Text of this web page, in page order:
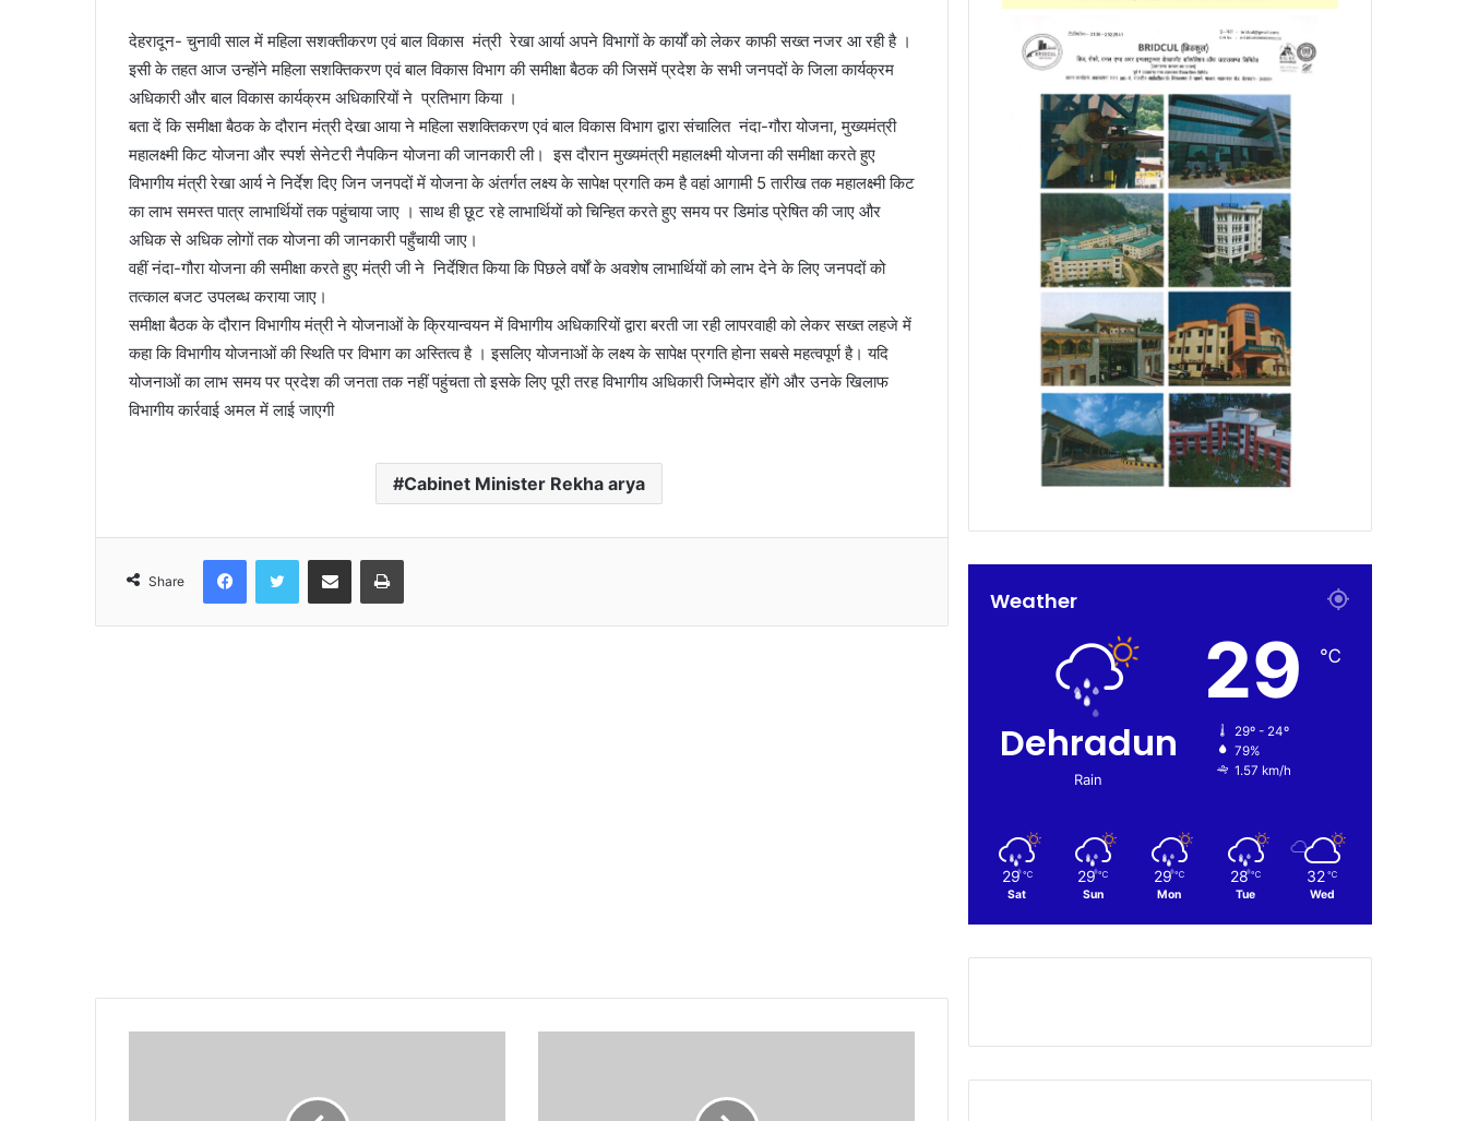
देहरादून- चुनावी साल में महिला सशक्तीकरण एवं बाल विकास मंत्री रेखा आर्या अपने विभागों के कार्यों को लेकर काफी सख्त नजर आ रही है ।
इसी के तहत आज उन्होंने महिला सशक्तिकरण एवं बाल विकास विभाग की समीक्षा बैठक की जिसमें प्रदेश के सभी जनपदों के जिला कार्यक्रम
अधिकारी और बाल विकास कार्यक्रम अधिकारियों ने प्रतिभाग किया ।
बता दें कि समीक्षा बैठक के दौरान मंत्री देखा आया ने महिला सशक्तिकरण एवं बाल विकास विभाग द्वारा संचालित नंदा-गौरा योजना, मुख्यमंत्री
महालक्ष्मी किट योजना और स्पर्श सेनेटरी नैपकिन योजना की जानकारी ली। इस दौरान मुख्यमंत्री महालक्ष्मी योजना की समीक्षा करते हुए
विभागीय मंत्री रेखा आर्य ने निर्देश दिए जिन जनपदों में योजना के अंतर्गत लक्ष्य के सापेक्ष प्रगति कम है वहां आगामी 5 तारीख तक महालक्ष्मी किट
का लाभ समस्त पात्र लाभार्थियों तक पहुंचाया जाए । साथ ही छूट रहे लाभार्थियों को चिन्हित करते हुए समय पर डिमांड प्रेषित की जाए और
अधिक से अधिक लोगों तक योजना की जानकारी पहुँचायी जाए।
वहीं नंदा-गौरा योजना की समीक्षा करते हुए मंत्री जी ने निर्देशित किया कि पिछले वर्षों के अवशेष लाभार्थियों को लाभ देने के लिए जनपदों को
तत्काल बजट उपलब्ध कराया जाए।
समीक्षा बैठक के दौरान विभागीय मंत्री ने योजनाओं के क्रियान्वयन में विभागीय अधिकारियों द्वारा बरती जा रही लापरवाही को लेकर सख्त लहजे में
कहा कि विभागीय योजनाओं की स्थिति पर विभाग का अस्तित्व है । इसलिए योजनाओं के लक्ष्य के सापेक्ष प्रगति होना सबसे महत्वपूर्ण है। यदि
योजनाओं का लाभ समय पर प्रदेश की जनता तक नहीं पहुंचता तो इसके लिए पूरी तरह विभागीय अधिकारी जिम्मेदार होंगे और उनके खिलाफ
विभागीय कार्रवाई अमल में लाई जाएगी
Cabinet Minister Rekha arya
Share
Weather
Dehradun
Rain
29 ℃
29º - 24º
79%
1.57 km/h
29 ℃
Sat
29 ℃
Sun
29 ℃
Mon
28 ℃
Tue
32 ℃
Wed